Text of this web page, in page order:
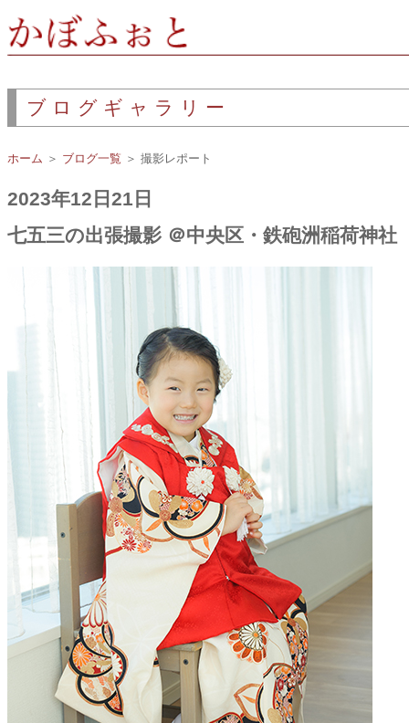
ブログギャラリー
ホーム ＞ ブログ一覧 ＞ 撮影レポート
2023年12日21日
七五三の出張撮影 ＠中央区・鉄砲洲稲荷神社